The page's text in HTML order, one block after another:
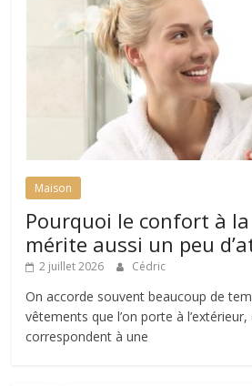
Maison
Pourquoi le confort à
mérite aussi un peu
2 juillet 2026 Cédric
On accorde souvent beaucoup de
vêtements que l’on porte à l’extérieur,
correspondent à une